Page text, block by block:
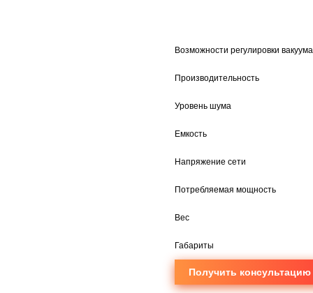
Возможности регулировки вакуума
Производительность
Уровень шума
Емкость
Напряжение сети
Потребляемая мощность
Вес
Габариты
Получить консультацию